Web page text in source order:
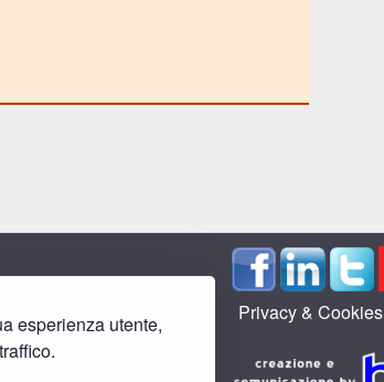
esperienza utente,
Privacy & Cookies